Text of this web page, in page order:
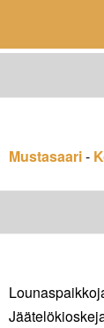
Mustasaari-